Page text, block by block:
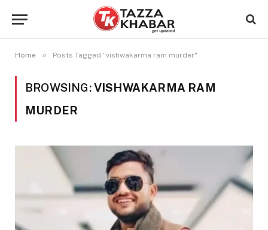
Home » Posts Tagged "vishwakarma ram murder"
BROWSING:VISHWAKARMA RAM
MURDER